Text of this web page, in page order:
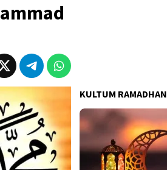
KULTUM RAMADHAN